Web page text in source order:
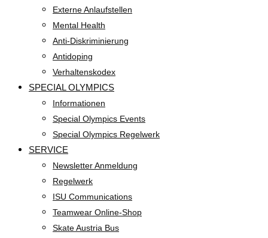
Externe Anlaufstellen
Mental Health
Anti-Diskriminierung
Antidoping
Verhaltenskodex
SPECIAL OLYMPICS
Informationen
Special Olympics Events
Special Olympics Regelwerk
SERVICE
Newsletter Anmeldung
Regelwerk
ISU Communications
Teamwear Online-Shop
Skate Austria Bus